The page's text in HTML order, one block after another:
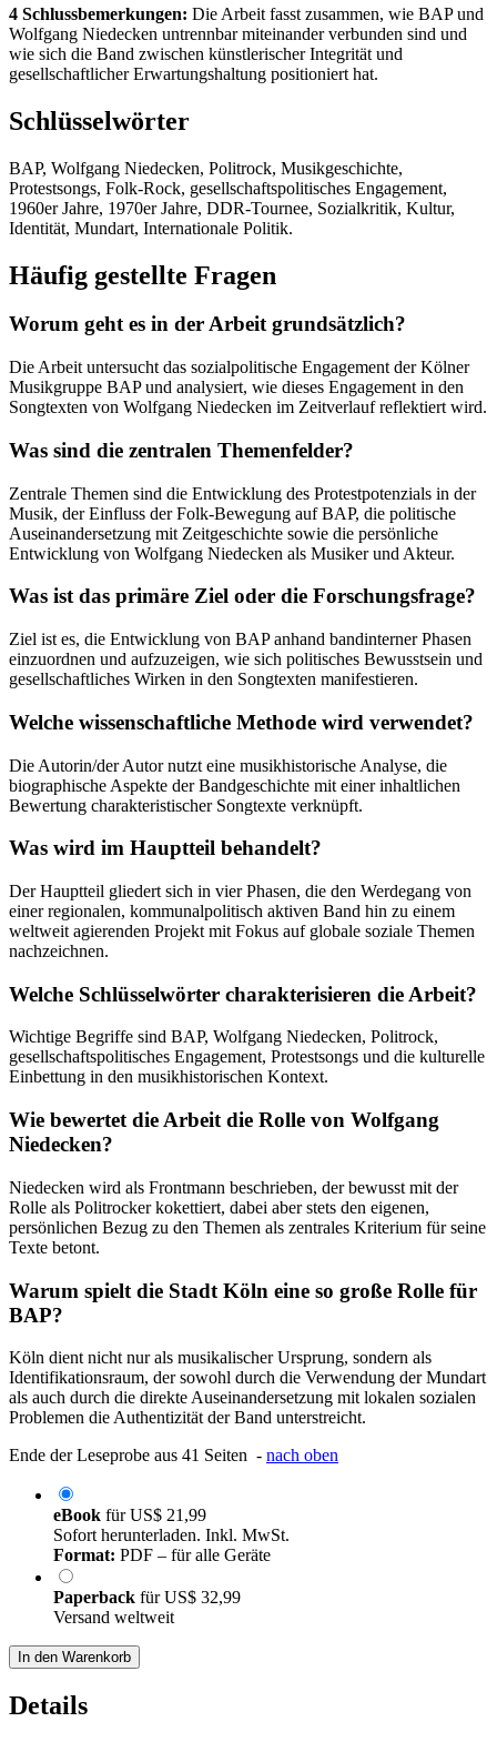
4 Schlussbemerkungen: Die Arbeit fasst zusammen, wie BAP und
Wolfgang Niedecken untrennbar miteinander verbunden sind und
wie sich die Band zwischen künstlerischer Integrität und
gesellschaftlicher Erwartungshaltung positioniert hat.
Schlüsselwörter
BAP, Wolfgang Niedecken, Politrock, Musikgeschichte,
Protestsongs, Folk-Rock, gesellschaftspolitisches Engagement,
1960er Jahre, 1970er Jahre, DDR-Tournee, Sozialkritik, Kultur,
Identität, Mundart, Internationale Politik.
Häufig gestellte Fragen
Worum geht es in der Arbeit grundsätzlich?
Die Arbeit untersucht das sozialpolitische Engagement der Kölner
Musikgruppe BAP und analysiert, wie dieses Engagement in den
Songtexten von Wolfgang Niedecken im Zeitverlauf reflektiert wird.
Was sind die zentralen Themenfelder?
Zentrale Themen sind die Entwicklung des Protestpotenzials in der
Musik, der Einfluss der Folk-Bewegung auf BAP, die politische
Auseinandersetzung mit Zeitgeschichte sowie die persönliche
Entwicklung von Wolfgang Niedecken als Musiker und Akteur.
Was ist das primäre Ziel oder die Forschungsfrage?
Ziel ist es, die Entwicklung von BAP anhand bandinterner Phasen
einzuordnen und aufzuzeigen, wie sich politisches Bewusstsein und
gesellschaftliches Wirken in den Songtexten manifestieren.
Welche wissenschaftliche Methode wird verwendet?
Die Autorin/der Autor nutzt eine musikhistorische Analyse, die
biographische Aspekte der Bandgeschichte mit einer inhaltlichen
Bewertung charakteristischer Songtexte verknüpft.
Was wird im Hauptteil behandelt?
Der Hauptteil gliedert sich in vier Phasen, die den Werdegang von
einer regionalen, kommunalpolitisch aktiven Band hin zu einem
weltweit agierenden Projekt mit Fokus auf globale soziale Themen
nachzeichnen.
Welche Schlüsselwörter charakterisieren die Arbeit?
Wichtige Begriffe sind BAP, Wolfgang Niedecken, Politrock,
gesellschaftspolitisches Engagement, Protestsongs und die kulturelle
Einbettung in den musikhistorischen Kontext.
Wie bewertet die Arbeit die Rolle von Wolfgang
Niedecken?
Niedecken wird als Frontmann beschrieben, der bewusst mit der
Rolle als Politrocker kokettiert, dabei aber stets den eigenen,
persönlichen Bezug zu den Themen als zentrales Kriterium für seine
Texte betont.
Warum spielt die Stadt Köln eine so große Rolle für
BAP?
Köln dient nicht nur als musikalischer Ursprung, sondern als
Identifikationsraum, der sowohl durch die Verwendung der Mundart
als auch durch die direkte Auseinandersetzung mit lokalen sozialen
Problemen die Authentizität der Band unterstreicht.
Ende der Leseprobe aus 41 Seiten - nach oben
eBook fürUS$ 21,99
Sofort herunterladen. Inkl. MwSt.
Format: PDF – für alle Geräte
Paperback fürUS$ 32,99
Versand weltweit
In den Warenkorb
Details